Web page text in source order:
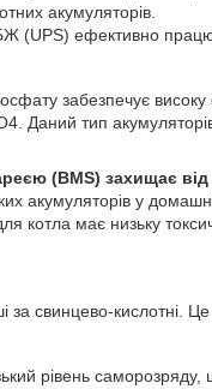
акумуляторів.
(UPS) ефективно
забезпечує
Даний тип
(BMS) захищає
акумуляторів у
котла має низьку
за свинцево-кислотні.
рівень саморозряду,